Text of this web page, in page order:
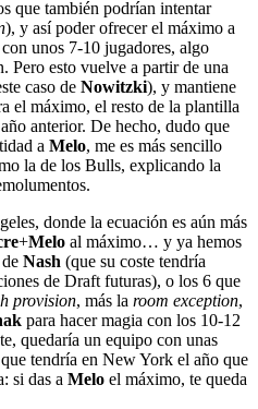
que también podrían intentar
), y así poder ofrecer el máximo a
unos 7-10 jugadores, algo
Pero esto vuelve a partir de una
caso de Nowitzki), y mantiene
el máximo, el resto de la plantilla
anterior. De hecho, dudo que
a Melo, me es más sencillo
la de los Bulls, explicando la
donde la ecuación es aún más
+Melo al máximo… y ya hemos
Nash (que su coste tendría
de Draft futuras), o los 6 que
provision, más la room exception,
para hacer magia con los 10-12
quedaría un equipo con unas
tendría en New York el año que
si das a Melo el máximo, te queda